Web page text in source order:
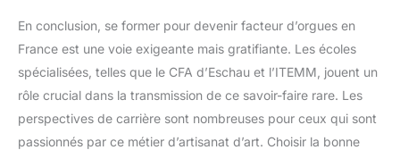
En conclusion, se former pour devenir facteur d’orgues en
France est une voie exigeante mais gratifiante. Les écoles
spécialisées, telles que le CFA d’Eschau et l’ITEMM, jouent un
rôle crucial dans la transmission de ce savoir-faire rare. Les
perspectives de carrière sont nombreuses pour ceux qui sont
passionnés par ce métier d’artisanat d’art. Choisir la bonne